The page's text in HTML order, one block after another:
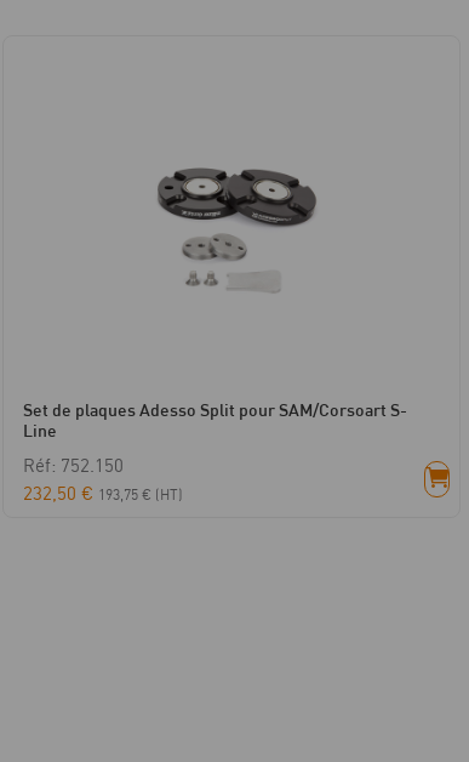
Set de plaques Adesso Split pour SAM/Corsoart S-
Line
Réf: 752.150
232,50 € 193,75 € (HT)